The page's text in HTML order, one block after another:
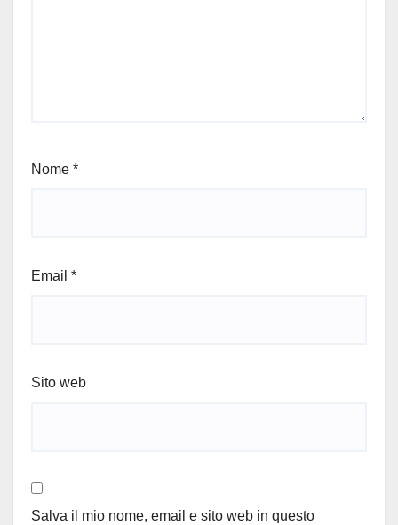
Nome *
Email *
Sito web
Salva il mio nome, email e sito web in questo